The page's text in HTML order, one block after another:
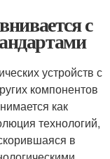
с
устройств с
компонентов
как
технологий,
в